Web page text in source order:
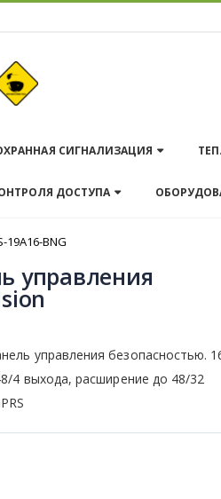
СИГНАЛИЗАЦИЯ
ДОСТУПА
19A16-BNG
управления
управления безопасностью.
4 выхода, расширение до 48/32